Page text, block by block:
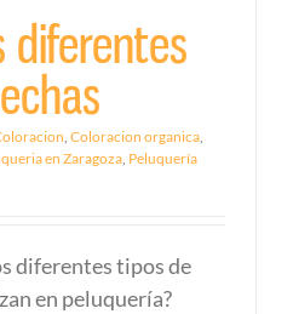
diferentes
Coloracion organica
en Zaragoza Peluquería
diferentes tipos de
en peluquería?